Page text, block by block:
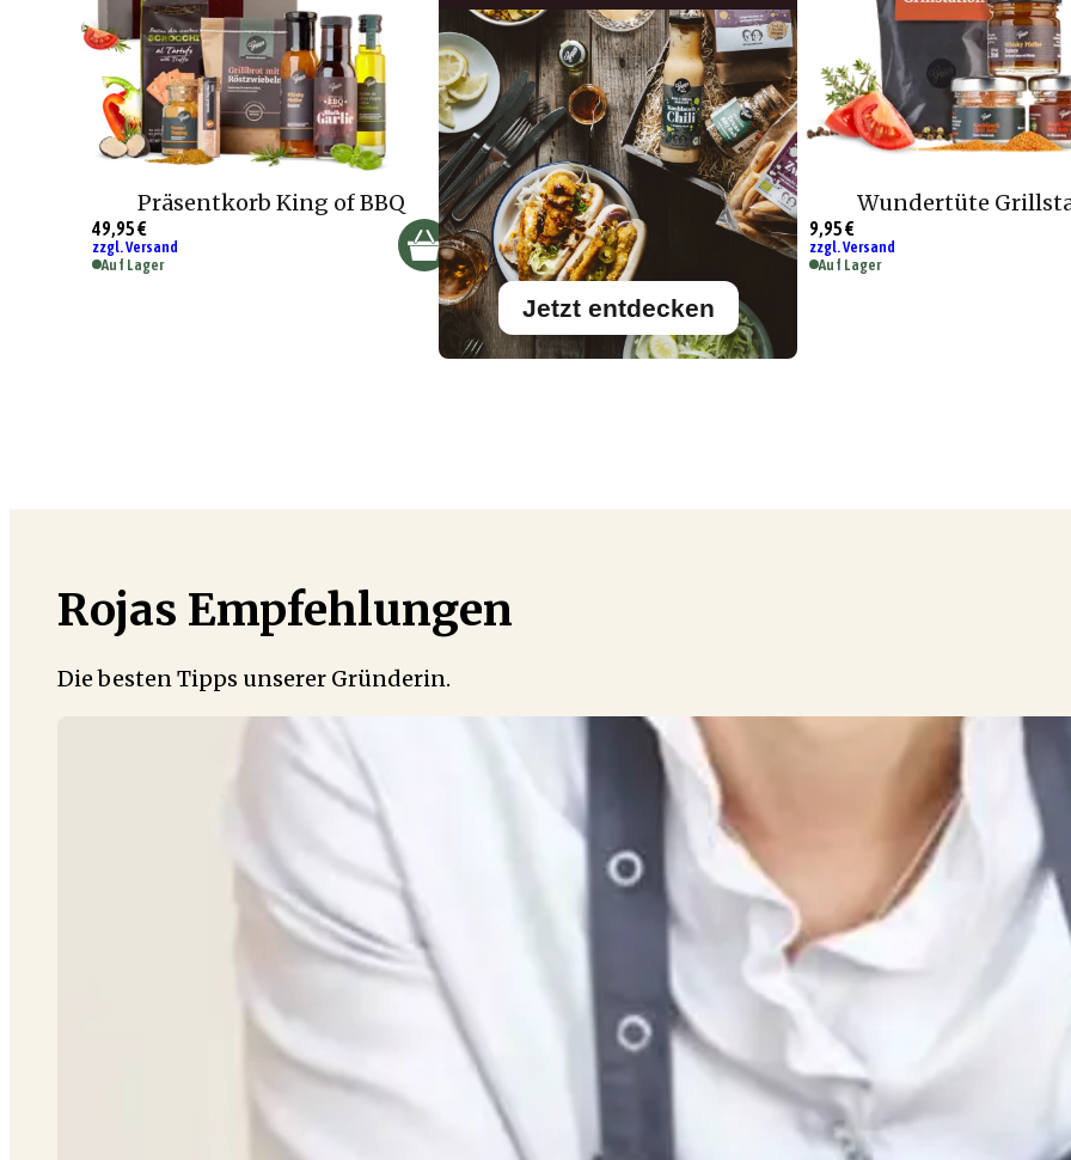
Präsentkorb King of BBQ
49,95 €
zzgl. Versand
Auf Lager
Jetzt entdecken
Wundertüte
9,95 €
zzgl. Versand
Auf Lager
Rojas Empfehlungen
Die besten Tipps unserer Gründerin.